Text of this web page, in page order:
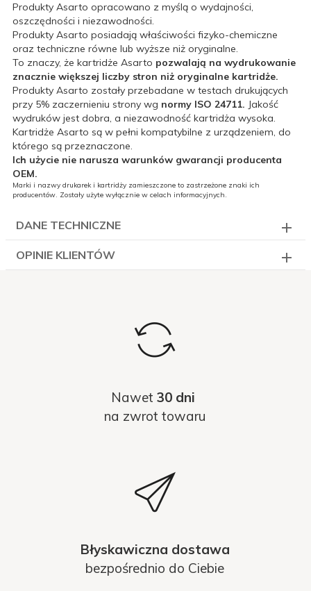
Produkty Asarto opracowano z myślą o wydajności,
oszczędności i niezawodności.
Produkty Asarto posiadają właściwości fizyko-chemiczne
oraz techniczne równe lub wyższe niż oryginalne.
To znaczy, że kartridże Asarto pozwalają na wydrukowanie
znacznie większej liczby stron niż oryginalne kartridże.
Produkty Asarto zostały przebadane w testach drukujących
przy 5% zaczernieniu strony wg normy ISO 24711. Jakość
wydruków jest dobra, a niezawodność kartridża wysoka.
Kartridże Asarto są w pełni kompatybilne z urządzeniem, do
którego są przeznaczone.
Ich użycie nie narusza warunków gwarancji producenta
OEM.
Marki i nazwy drukarek i kartridży zamieszczone to zastrzeżone znaki ich
producentów. Zostały użyte wyłącznie w celach informacyjnych.
DANE TECHNICZNE
OPINIE KLIENTÓW
Nawet 30 dni
na zwrot towaru
Błyskawiczna dostawa
bezpośrednio do Ciebie